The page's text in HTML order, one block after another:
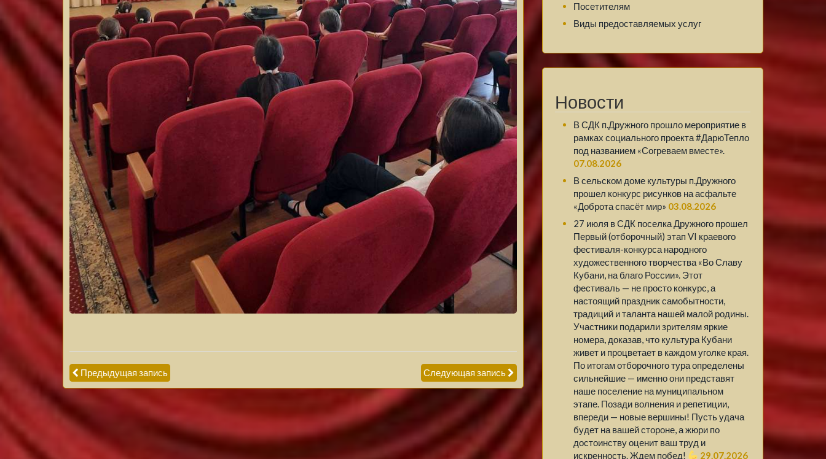
Предыдущая запись Следующая запись
Посетителям
Виды предоставляемых услуг
Новости
В СДК п.Дружного прошло мероприятие в
рамках социального проекта #ДарюТепло
под названием «Согреваем вместе».
07.08.2026
В сельском доме культуры п.Дружного
прошел конкурс рисунков на асфальте
«Доброта спасёт мир» 03.08.2026
27 июля в СДК поселка Дружного прошел
Первый (отборочный) этап VI краевого
фестиваля-конкурса народного
художественного творчества «Во Славу
Кубани, на благо России». Этот
фестиваль — не просто конкурс, а
настоящий праздник самобытности,
традиций и таланта нашей малой родины.
Участники подарили зрителям яркие
номера, доказав, что культура Кубани
живет и процветает в каждом уголке края.
По итогам отборочного тура определены
сильнейшие — именно они представят
наше поселение на муниципальном
этапе. Позади волнения и репетиции,
впереди — новые вершины! Пусть удача
будет на вашей стороне, а жюри по
достоинству оценит ваш труд и
искренность. Ждем побед!
29.07.2026